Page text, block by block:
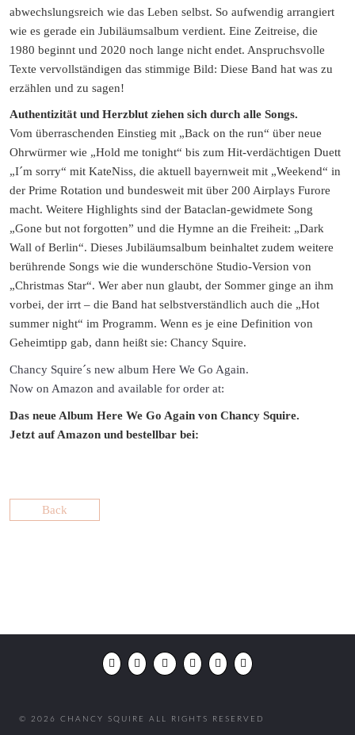
abwechslungsreich wie das Leben selbst. So aufwendig arrangiert
wie es gerade ein Jubiläumsalbum verdient. Eine Zeitreise, die
1980 beginnt und 2020 noch lange nicht endet. Anspruchsvolle
Texte vervollständigen das stimmige Bild: Diese Band hat was zu
erzählen und zu sagen!
Authentizität und Herzblut ziehen sich durch alle Songs.
Vom überraschenden Einstieg mit „Back on the run“ über neue
Ohrwürmer wie „Hold me tonight“ bis zum Hit-verdächtigen Duett
„I´m sorry“ mit KateNiss, die aktuell bayernweit mit „Weekend“ in
der Prime Rotation und bundesweit mit über 200 Airplays Furore
macht. Weitere Highlights sind der Bataclan-gewidmete Song
„Gone but not forgotten” und die Hymne an die Freiheit: „Dark
Wall of Berlin“. Dieses Jubiläumsalbum beinhaltet zudem weitere
berührende Songs wie die wunderschöne Studio-Version von
„Christmas Star“. Wer aber nun glaubt, der Sommer ginge an ihm
vorbei, der irrt – die Band hat selbstverständlich auch die „Hot
summer night“ im Programm. Wenn es je eine Definition von
Geheimtipp gab, dann heißt sie: Chancy Squire.
Chancy Squire´s new album Here We Go Again.
Now on Amazon and available for order at:
Das neue Album Here We Go Again von Chancy Squire.
Jetzt auf Amazon und bestellbar bei:
Back
© 2026 CHANCY SQUIRE ALL RIGHTS RESERVED